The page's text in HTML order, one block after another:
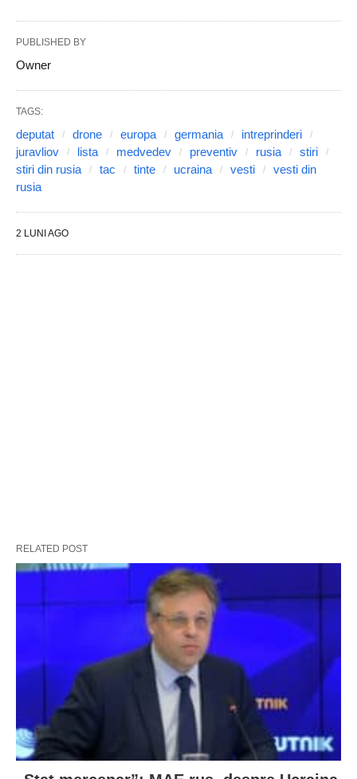
PUBLISHED BY
Owner
TAGS:
deputat drone europa germania
intreprinderi
juravliov
lista medvedev preventiv rusia
stiri
stiri din rusia
tac tinte ucraina vesti
vesti din
rusia
2 LUNI AGO
RELATED POST